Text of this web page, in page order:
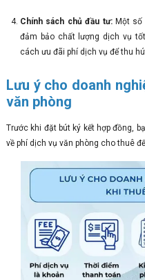
Chính sách chủ đầu tư:Một số
đảm bảo chất lượng dịch vụ
cách ưu đãi phí dịch vụ để thu
Lưu ý cho doanh
văn phòng
Trước khi đặt bút ký kết hợp đồng,
về phí dịch vụ văn phòng cho thuê